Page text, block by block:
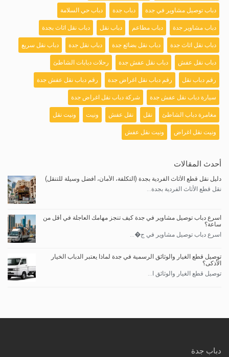
دباب توصيل مشاوير في جدة دباب جدة دباب حي السلامة
دباب مشاوير جدة دباب مطاعم دباب نقل دباب نقل اثاث بجدة
دباب نقل اثاث جدة دباب نقل بضائع جدة دباب نقل جدة دباب نقل سريع
دباب نقل عفش دباب نقل عفش جدة رحلات دبابات الشاطئ
رقم دباب نقل رقم دباب نقل اغراض جدة رقم دباب نقل عفش جدة
سيارة دباب نقل عفش جدة شركة دباب نقل اغراض جدة
مغامرة دباب الشاطئ نقل نقل عفش ونيت ونيت نقل
ونيت نقل اغراض ونيت نقل عفش
أحدث المقالات
دليل نقل قطع الأثاث الفردية بجدة (التكلفة، الأمان، أفضل وسيلة للتنقل)
نقل قطع الأثاث الفردية بجدة...
اسرع دباب توصيل مشاوير في جدة كيف تنجز مهامك العاجلة في أقل من
ساعة؟
اسرع دباب توصيل مشاوير في ج�...
توصيل قطع الغيار والوثائق الرسمية في جدة لماذا يعتبر الدباب الخيار
الأذكى؟
توصيل قطع الغيار والوثائق ا...
دباب جدة